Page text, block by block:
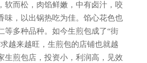
软而松，肉馅鲜嫩，中有卤汁，咬
味，以出锅热吃为佳。馅心花色也
等多种品种。如今生煎包成了“街
越来越旺，生煎包的店铺也就越
生煎包店，投资小，利润高，见效